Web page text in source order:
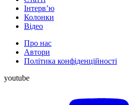
Інтерв’ю
Колонки
Відео
Про нас
Автори
Політика конфіденційності
youtube